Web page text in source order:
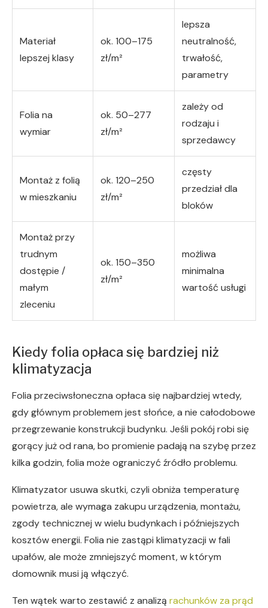
Materiał
lepszej klasy
ok. 100–175
zł/m²
lepsza
neutralność,
trwałość,
parametry
Folia na
wymiar
ok. 50–277
zł/m²
zależy od
rodzaju i
sprzedawcy
Montaż z folią
w mieszkaniu
ok. 120–250
zł/m²
częsty
przedział dla
bloków
Montaż przy
trudnym
dostępie /
małym
zleceniu
ok. 150–350
zł/m²
możliwa
minimalna
wartość usługi
Kiedy folia opłaca się bardziej niż
klimatyzacja
Folia przeciwsłoneczna opłaca się najbardziej wtedy,
gdy głównym problemem jest słońce, a nie całodobowe
przegrzewanie konstrukcji budynku. Jeśli pokój robi się
gorący już od rana, bo promienie padają na szybę przez
kilka godzin, folia może ograniczyć źródło problemu.
Klimatyzator usuwa skutki, czyli obniża temperaturę
powietrza, ale wymaga zakupu urządzenia, montażu,
zgody technicznej w wielu budynkach i późniejszych
kosztów energii. Folia nie zastąpi klimatyzacji w fali
upałów, ale może zmniejszyć moment, w którym
domownik musi ją włączyć.
Ten wątek warto zestawić z analizą rachunków za prąd